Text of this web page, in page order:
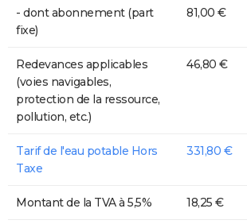
- dont abonnement (part
fixe)
81,00 €
Redevances applicables
(voies navigables,
protection de la ressource,
pollution, etc.)
46,80 €
Tarif de l'eau potable Hors
Taxe
331,80 €
Montant de la TVA à 5,5% 18,25 €